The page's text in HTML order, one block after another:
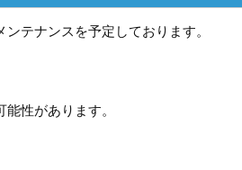
テナンスを予定しております。
性があります。